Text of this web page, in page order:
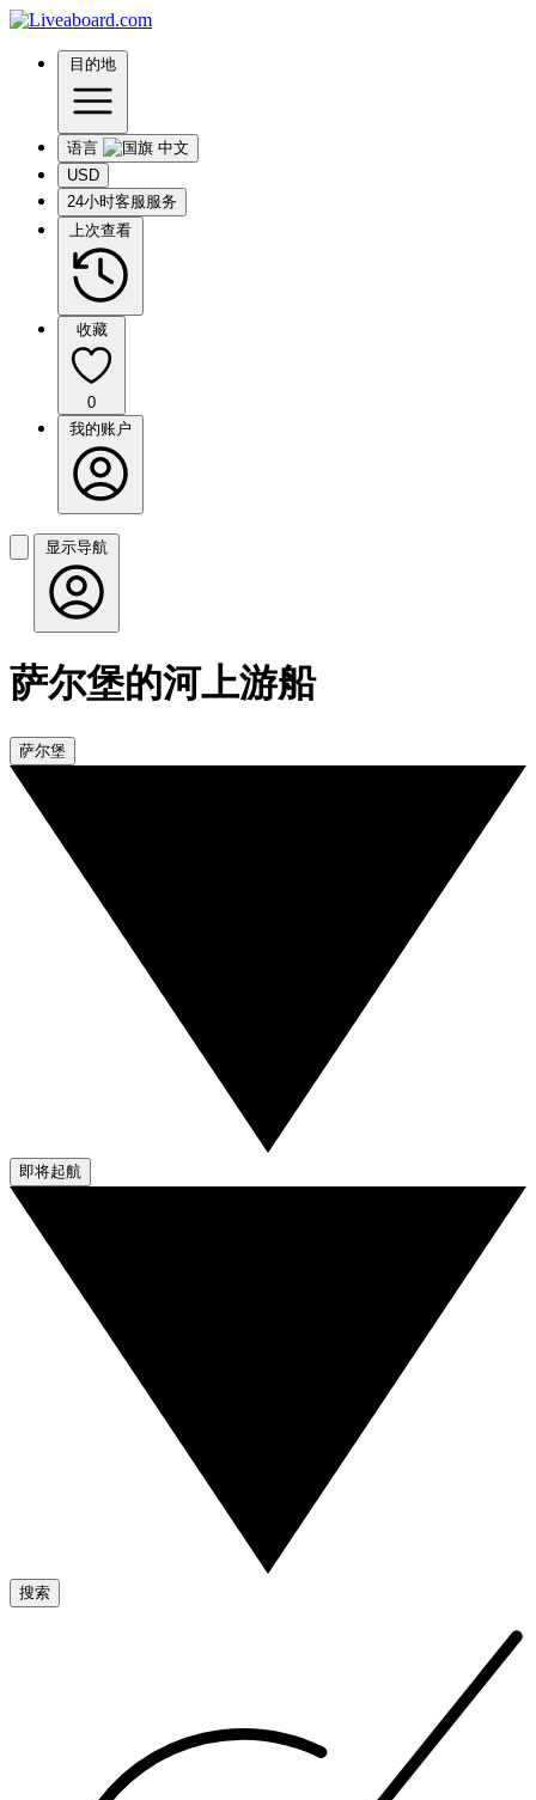
目的地
语言
USD
24小时客服服务
上次查看
收藏
0
我的账户
显示导航
萨尔堡的河上游船
萨尔堡
即将起航
搜索